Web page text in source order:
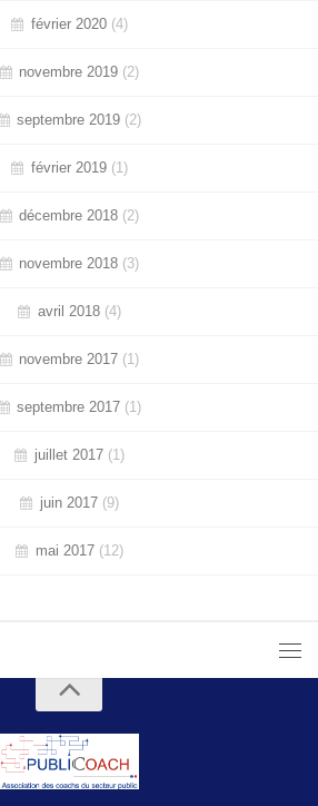
février 2020(4)
novembre 2019 (2)
septembre 2019 (2)
février 2019(1)
décembre 2018 (2)
novembre 2018 (3)
avril 2018(4)
novembre 2017 (1)
septembre 2017 (1)
juillet 2017(1)
juin 2017(9)
mai 2017(12)